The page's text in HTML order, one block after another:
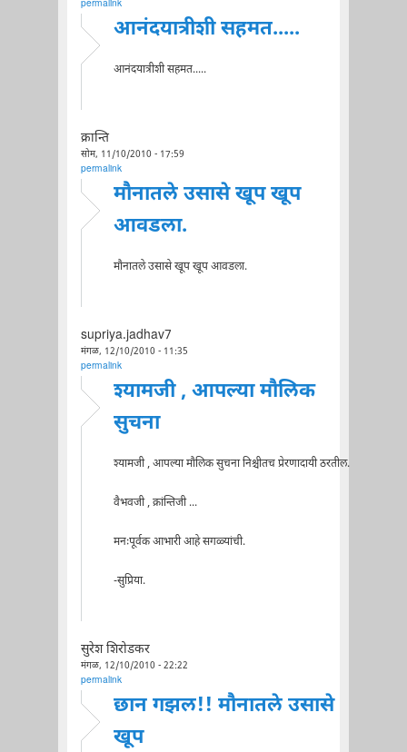
permalink
आनंदयात्रीशी सहमत.....
आनंदयात्रीशी सहमत.....
क्रान्ति
सोम, 11/10/2010 - 17:59
permalink
मौनातले उसासे खूप खूप
आवडला.
मौनातले उसासे खूप खूप आवडला.
supriya.jadhav7
मंगळ, 12/10/2010 - 11:35
permalink
श्यामजी , आपल्या मौलिक
सुचना
श्यामजी , आपल्या मौलिक सुचना निश्चीतच प्रेरणादायी ठरतील.
वैभवजी , क्रांन्तिजी ...
मनःपूर्वक आभारी आहे सगळ्यांची.
-सुप्रिया.
सुरेश शिरोडकर
मंगळ, 12/10/2010 - 22:22
permalink
छान गझल!! मौनातले उसासे
खूप